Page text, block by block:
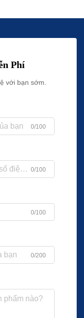
Phí
với bạn sớm.
0/100
0/100
0/100
0/200